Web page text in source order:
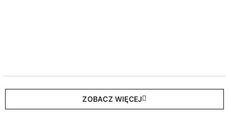
ZOBACZ WIĘCEJ